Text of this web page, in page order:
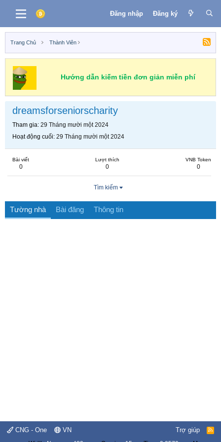
Đăng nhập Đăng ký
Trang Chủ Thành Viên
Hướng dẫn kiếm tiền đơn giản miễn phí
dreamsforseniorscharity
Tham gia 29 Tháng mười một 2024
Hoạt động cuối 29 Tháng mười một 2024
Bài viết
0
Lượt thích
0
VNB Token
0
Tìm kiếm
Tường nhà Bài đăng Thông tin
CNG - One VN Trợ giúp
R